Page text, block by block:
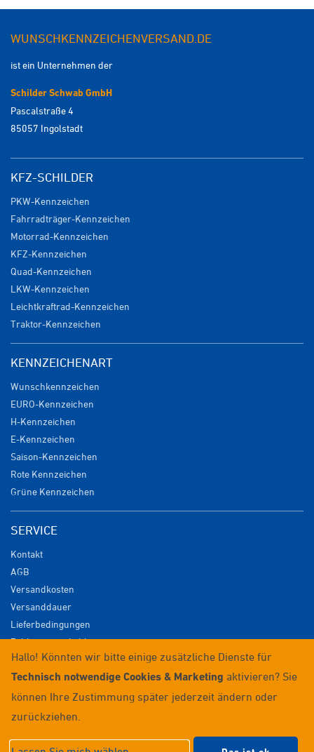
WUNSCHKENNZEICHENVERSAND.DE
ist ein Unternehmen der
Schilder Schwab GmbH
Pascalstraße 4
85057 Ingolstadt
KFZ-SCHILDER
PKW-Kennzeichen
Fahrradträger-Kennzeichen
Motorrad-Kennzeichen
KFZ-Kennzeichen
Quad-Kennzeichen
LKW-Kennzeichen
Leichtkraftrad-Kennzeichen
Traktor-Kennzeichen
KENNZEICHENART
Wunschkennzeichen
EURO-Kennzeichen
H-Kennzeichen
E-Kennzeichen
Saison-Kennzeichen
Rote Kennzeichen
Grüne Kennzeichen
SERVICE
Kontakt
AGB
Versandkosten
Versanddauer
Lieferbedingungen
Zahlungsmöglichkeiten
Datenschutz
Impressum
Widerrufsrecht
Anmelden / Registrieren
© 2026 Wunschkennzeichenversand
Hallo! Könnten wir bitte einige zusätzliche Dienste für
Technisch notwendige Cookies & Marketing aktivieren? Sie
können Ihre Zustimmung später jederzeit ändern oder
zurückziehen.